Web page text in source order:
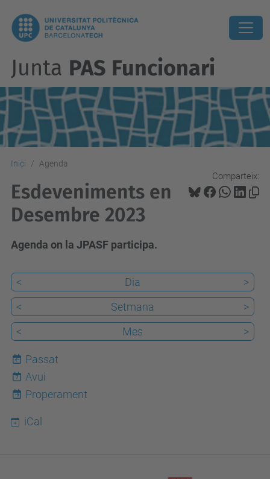
Junta PAS Funcionari
Inici Agenda
Comparteix:
Esdeveniments en
Desembre 2023
Agenda on la JPASF participa.
< Dia
>
<
Setmana
>
<
Mes >
Passat
7
Avui
Properament
iCal